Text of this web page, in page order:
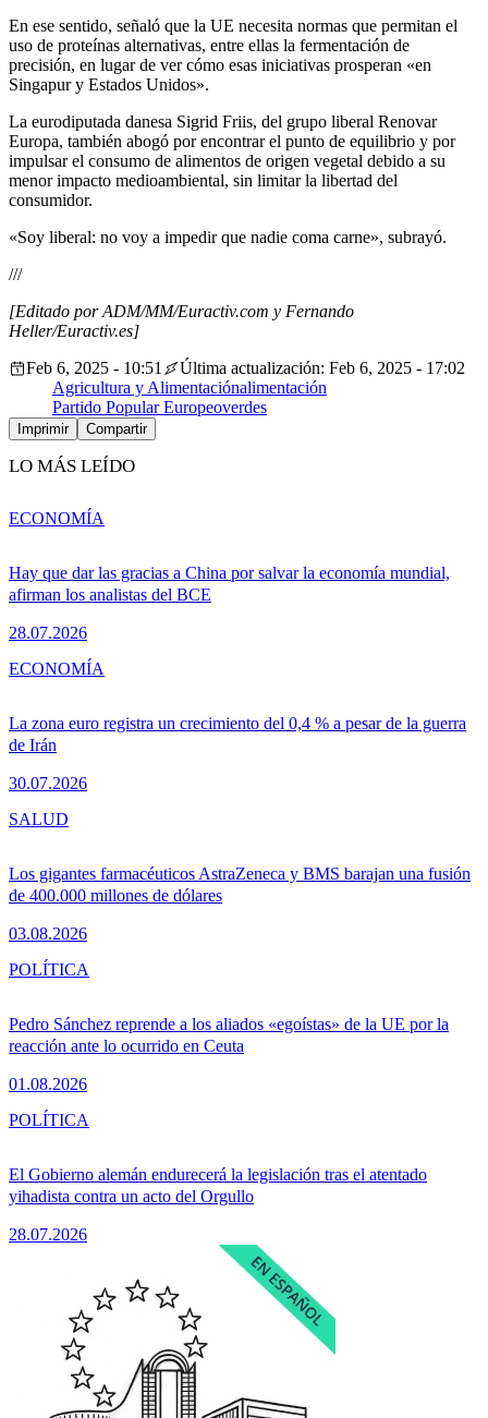
En ese sentido, señaló que la UE necesita normas que permitan el
uso de proteínas alternativas, entre ellas la fermentación de
precisión, en lugar de ver cómo esas iniciativas prosperan «en
Singapur y Estados Unidos».
La eurodiputada danesa Sigrid Friis, del grupo liberal Renovar
Europa, también abogó por encontrar el punto de equilibrio y por
impulsar el consumo de alimentos de origen vegetal debido a su
menor impacto medioambiental, sin limitar la libertad del
consumidor.
«Soy liberal: no voy a impedir que nadie coma carne», subrayó.
///
[Editado por ADM/MM/Euractiv.com y Fernando
Heller/Euractiv.es]
Feb 6, 2025 - 10:51
Última actualización: Feb 6, 2025 - 17:02
Agricultura y Alimentaciónalimentación
Partido Popular Europeoverdes
Imprimir Compartir
LO MÁS LEÍDO
Hay que dar las gracias a China por salvar la economía mundial,
afirman los analistas del BCE
28.07.2026
ECONOMÍA
La zona euro registra un crecimiento del 0,4 % a pesar de la guerra
de Irán
30.07.2026
ECONOMÍA
Los gigantes farmacéuticos AstraZeneca y BMS barajan una fusión
de 400.000 millones de dólares
03.08.2026
SALUD
Pedro Sánchez reprende a los aliados «egoístas» de la UE por la
reacción ante lo ocurrido en Ceuta
01.08.2026
POLÍTICA
El Gobierno alemán endurecerá la legislación tras el atentado
yihadista contra un acto del Orgullo
28.07.2026
POLÍTICA